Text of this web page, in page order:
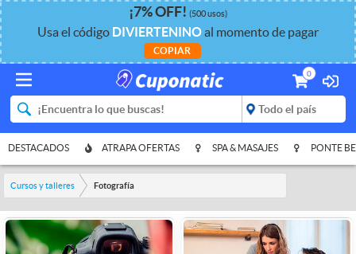
¡7%OFF! (500 usos)
Usa el código DIVIERTENINOal momento de pagar
COPIAR
0
DESTACADOS ATRAPA OFERTAS SPA & MASAJES PONTE
Cursos y talleres Fotografía